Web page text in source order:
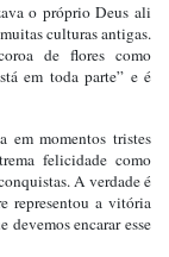
o próprio Deus ali
culturas antigas.
de flores como
em toda parte” e é
em momentos tristes
felicidade como
A verdade é
representou a vitória
devemos encarar esse